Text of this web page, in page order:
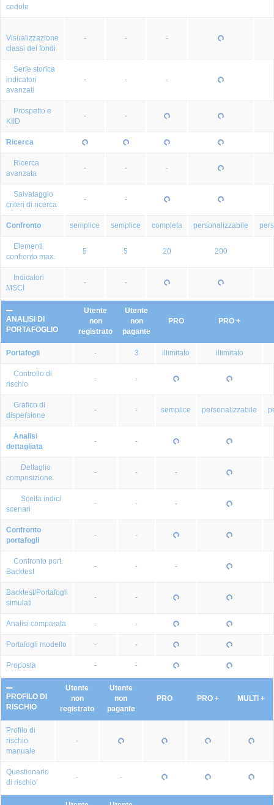
cedole
Visualizzazione
classi dei fondi
- - -
Serie storica
indicatori
avanzati
- - -
Prospetto e
KIID
- -
Ricerca
Ricerca
avanzata
- - -
Salvataggio
criteri di ricerca
- -
Confronto semplice semplice completa personalizzabile
Elementi
confronto max.
5 5 20 200
Indicatori
MSCI
- -
ANALISI DI
PORTAFOGLIO
Utente
non
registrato
Utente
non
pagante
PRO PRO +
Portafogli - 3 illimitato illimitato
Controllo di
rischio
- -
Grafico di
dispersione
- - semplice personalizzabile
Analisi
dettagliata
- -
Dettaglio
composizione
- - -
Scelta indici
scenari
- - -
Confronto
portafogli
- -
Confronto port.
Backtest
- - -
Backtest/Portafogli
simulati
- -
Analisi comparata - -
Portafogli modello - -
Proposta - -
PROFILO DI
RISCHIO
Utente
non
registrato
Utente
non
pagante
PRO PRO + MULTI +
Profilo di
rischio
manuale
-
Questionario
di rischio
- -